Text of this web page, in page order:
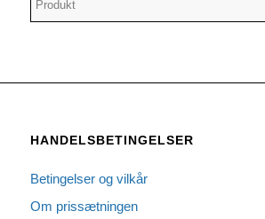
HANDELSBETINGELSER
Betingelser og vilkår
Om prissætningen